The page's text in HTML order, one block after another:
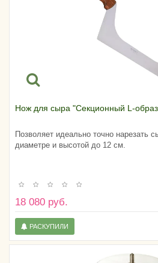
Нож для сыра "Секционный L-
Позволяет идеально точно нарезать
диаметре и высотой до 12 см.
18 080 руб.
РАСКУПИЛИ